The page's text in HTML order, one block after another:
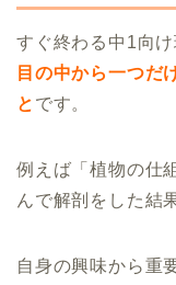
すぐ終わる中1向
目の中から一つだ
と です。
例えば「植物の仕
んで解剖をした結
自身の興味から重